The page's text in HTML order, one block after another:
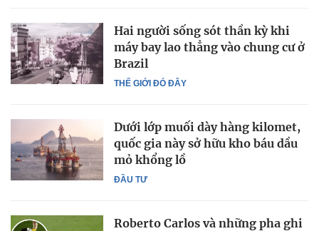
THẾ GIỚI ĐÓ ĐÂY
Hai người sống sót thần kỳ khi
máy bay lao thẳng vào chung cư ở
Brazil
ĐẦU TƯ
Dưới lớp muối dày hàng kilomet,
quốc gia này sở hữu kho báu dầu
mỏ khổng lồ
Roberto Carlos và những pha ghi